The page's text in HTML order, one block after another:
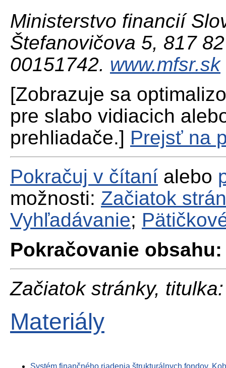
Ministerstvo financií
Štefanovičova 5, 817
00151742. www.mfsr.sk
[Zobrazuje sa
pre slabo vidiacich
prehliadače.] Prejsť na
Pokračuj v čítaní alebo
možnosti: Začiatok
Vyhľadávanie;
Pokračovanie obsahu:
Začiatok stránky, titulka:
Materiály
Systém finančného riadenia štrukturálnych fondov,